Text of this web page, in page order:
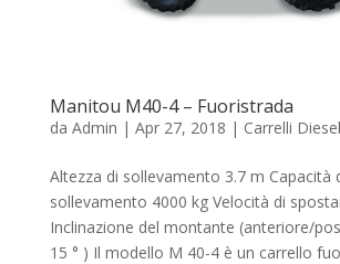
Manitou M40-4 – Fuoristrada
da Admin | Apr 27, 2018 | Carrelli
Altezza di sollevamento 3.7 m Capacità
sollevamento 4000 kg Velocità di
Inclinazione del montante (anteriore/
15 ° ) Il modello M 40-4 è un carrello